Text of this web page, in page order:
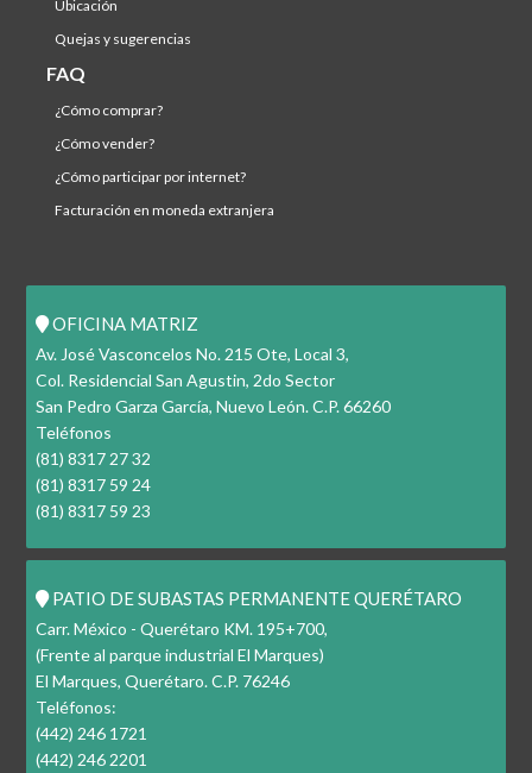
ubicación
quejas y sugerencias
FAQ
¿cómo comprar?
¿cómo vender?
¿cómo participar por internet?
facturación en moneda extranjera
OFICINA MATRIZ
Av. José Vasconcelos No. 215 Ote, Local 3,
Col. Residencial San Agustin, 2do Sector
San Pedro Garza García, Nuevo León. C.P. 66260
Teléfonos
(81) 8317 27 32
(81) 8317 59 24
(81) 8317 59 23
PATIO DE SUBASTAS PERMANENTE QUERÉTARO
Carr. México - Querétaro KM. 195+700,
(Frente al parque industrial El Marques)
El Marques, Querétaro. C.P. 76246
Teléfonos:
(442) 246 1721
(442) 246 2201